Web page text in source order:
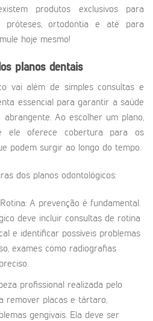
produtos exclusivos para
próteses, ortodontia e até para
hoje mesmo!
planos dentais
vai além de simples consultas e
essencial para garantir a saúde
Ao escolher um plano,
ele oferece cobertura para os
podem surgir ao longo do tempo.
dos planos odontológicos:
A prevenção é fundamental.
deve incluir consultas de rotina
e identificar possíveis problemas
exames como radiografias
profissional realizada pelo
remover placas e tártaro,
gengivais. Ela deve ser